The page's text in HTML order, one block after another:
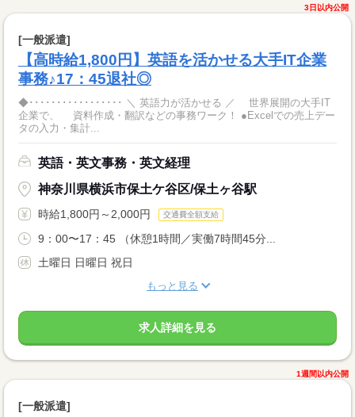
3日以内公開
[一般派遣]
【高時給1,800円】英語を活かせる大手IT企業
事務♪17：45退社◎
◆･････････････････ ＼ 英語力が活かせる ／ 世界展開の大手IT
企業で、 資料作成・翻訳などの事務ワーク！ ●Excelでの売上デー
タの入力・集計...
英語・英文事務・英文経理
神奈川県横浜市保土ケ谷区/保土ヶ谷駅
時給1,800円～2,000円 交通費全額支給
9：00〜17：45 （休憩1時間／実働7時間45分...
土曜日 日曜日 祝日
もっと見る
求人詳細を見る
1週間以内公開
[一般派遣]